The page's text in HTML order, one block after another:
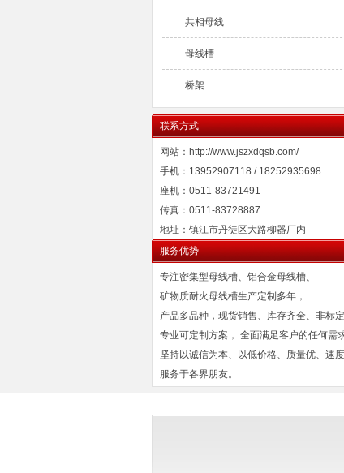
共相母线
母线槽
桥架
联系方式
网站：http://www.jszxdqsb.com/
手机：13952907118 / 18252935698
座机：0511-83721491
传真：0511-83728887
地址：镇江市丹徒区大路柳器厂内
服务优势
专注密集型母线槽、铝合金母线槽、
矿物质耐火母线槽生产定制多年，
产品多品种，现货销售、库存齐全、非标定
专业可定制方案， 全面满足客户的任何需
坚持以诚信为本、以低价格、质量优、速度
服务于各界朋友。